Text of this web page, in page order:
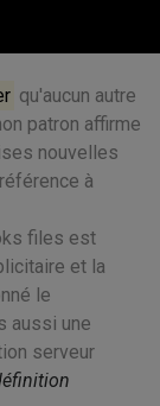
qu'aucun autre
patron affirme
nouvelles
à
files est
et la
le
aussi une
serveur